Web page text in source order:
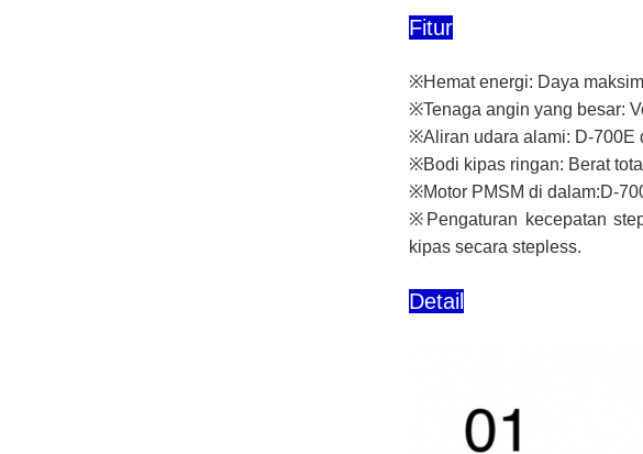
Fitur
※Hemat energi: Daya
※Tenaga angin yang besar:
※Aliran udara alami: D-700E
※Bodi kipas ringan: Berat
※Motor PMSM di dalam:D-
※Pengaturan kecepatan
kipas secara stepless.
Detail